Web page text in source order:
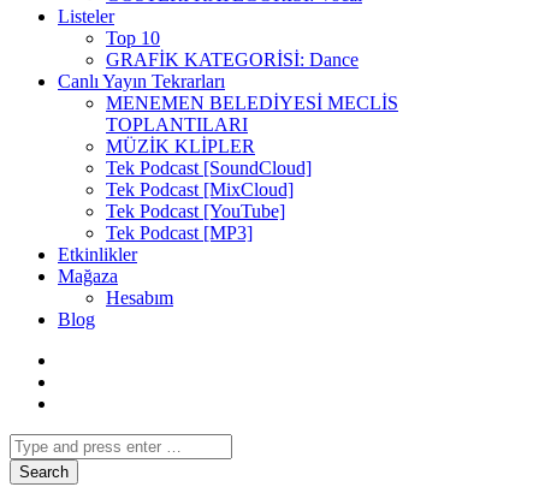
Listeler
Top 10
GRAFİK KATEGORİSİ: Dance
Canlı Yayın Tekrarları
MENEMEN BELEDİYESİ MECLİS
TOPLANTILARI
MÜZİK KLİPLER
Tek Podcast [SoundCloud]
Tek Podcast [MixCloud]
Tek Podcast [YouTube]
Tek Podcast [MP3]
Etkinlikler
Mağaza
Hesabım
Blog